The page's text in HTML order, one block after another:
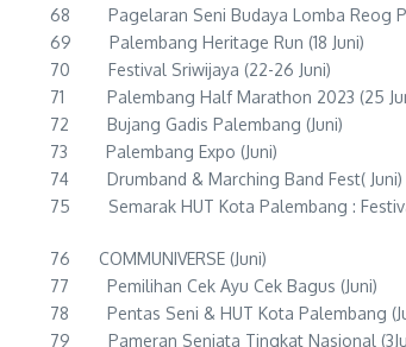
68 Pagelaran Seni Budaya Lomba Reog
69 Palembang Heritage Run (18 Juni)
70 Festival Sriwijaya (22-26 Juni)
71 Palembang Half Marathon 2023 (25
72 Bujang Gadis Palembang (Juni)
73 Palembang Expo (Juni)
74 Drumband & Marching Band Fest( Juni)
75 Semarak HUT Kota Palembang :
76 COMMUNIVERSE (Juni)
77 Pemilihan Cek Ayu Cek Bagus (Juni)
78 Pentas Seni & HUT Kota Palembang
79 Pameran Senjata Tingkat Nasional